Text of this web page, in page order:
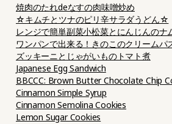
焼肉のたれdeなすの肉味噌炒め
☆キムチとツナのピリ辛サラダうどん☆
レンジで簡単副菜小松菜とにんじんのナ
ワンパンで出来る！きのこのクリームパ
ズッキーニとじゃがいものトマト煮
Japanese Egg Sandwich
BBCCC: Brown Butter Chocolate Chip
Cinnamon Simple Syrup
Cinnamon Semolina Cookies
Lemon Sugar Cookies